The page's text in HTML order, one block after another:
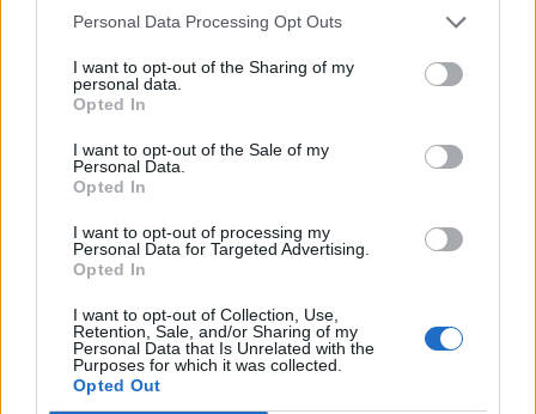
Personal Data Processing Opt Outs
I want to opt-out of the Sharing of my
personal data.
Opted In
I want to opt-out of the Sale of my
Personal Data.
Opted In
I want to opt-out of processing my
Personal Data for Targeted Advertising.
Opted In
I want to opt-out of Collection, Use,
Retention, Sale, and/or Sharing of my
Personal Data that Is Unrelated with the
Purposes for which it was collected.
Opted Out
milliárd lejes visszanyesésére